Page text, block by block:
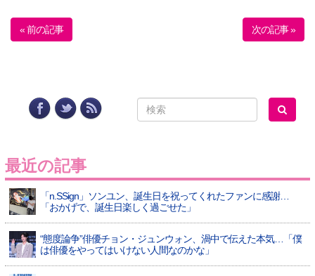
« 前の記事 次の記事 »
最近の記事
「n.SSign」ソンユン、誕生日を祝ってくれたファンに感謝…
「おかげで、誕生日楽しく過ごせた」
“態度論争”俳優チョン・ジュンウォン、渦中で伝えた本気…「僕
は俳優をやってはいけない人間なのかな」